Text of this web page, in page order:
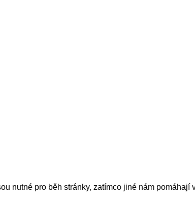
nutné pro běh stránky, zatímco jiné nám